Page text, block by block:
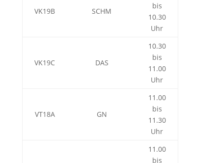
VK19B SCHM
bis
10.30
Uhr
VK19C DAS
10.30
bis
11.00
Uhr
VT18A GN
11.00
bis
11.30
Uhr
11.00
bis